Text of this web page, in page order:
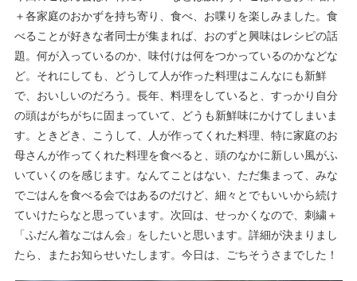
＋各家庭のおかずを持ち寄り、食べ、お喋りを楽しみました。食
べることが好きな者同士が集まれば、おのずと興味はレシピの話
題。何が入っているのか、味付けは何をつかっているのかなどな
ど。それにしても、どうして人が作った料理はこんなにも新鮮
で、おいしいのだろう。長年、料理をしていると、すっかり自分
の頭はがちがちに固まっていて、どうも新鮮味にかけてしまいま
す。ときどき、こうして、人が作ってくれた料理、特に家庭のお
母さんが作ってくれた料理を食べると、頭のなかに新しい風がふ
いていくのを感じます。なんてことはない、ただ集まって、みな
でごはんを食べる会ではあるのだけど、細々とでもいいから続け
ていけたらなと思っています。次回は、せっかくなので、刺繍＋
「ふだん着なごはん会」をしたいと思います。詳細が決まりまし
たら、またお知らせいたします。今日は、ごちそうさまでした！